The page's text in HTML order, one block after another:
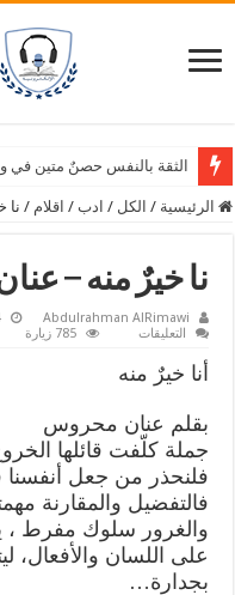
الثقة بالنفس حصنٌ متين في
الرئيسية / الكل / ادب / اقلام / نا
نا خيرٌ منه –
Abdulrahman AlRimawi
التعليقات
منه
محروس
مغلقة
785 زيارة
أنا خيرٌ منه
بقلم عنان محروس
جملة كلّفت قائلها
فلنحذر من جعل أنفسنا
فالتفضيل والمقارنة
والغرور سلوك مفرط ،
على اللسان والأفعال،
بجدارة…